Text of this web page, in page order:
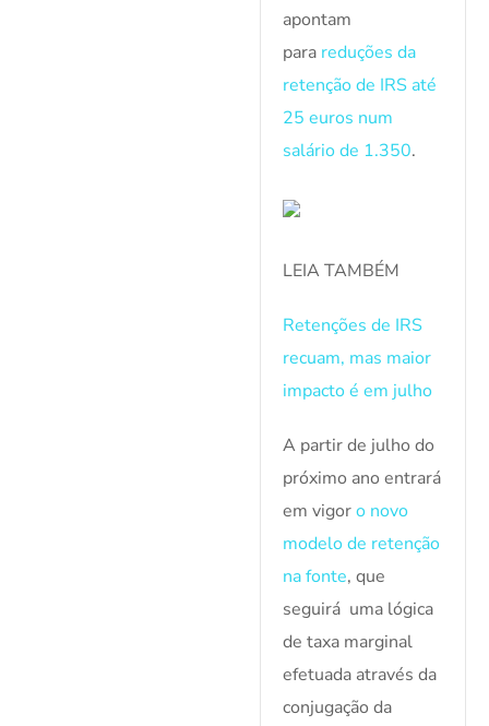
apontam
para reduções da
retenção de IRS até
25 euros num
salário de 1.350.
LEIA TAMBÉM
Retenções de IRS
recuam, mas maior
impacto é em julho
A partir de julho do
próximo ano entrará
em vigoro novo
modelo de retenção
na fonte, que
seguirá uma lógica
de taxa marginal
efetuada através da
conjugação da